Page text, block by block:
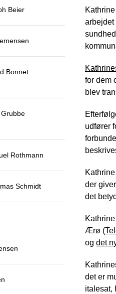
Beier
Bonnet
Rothmann
Schmidt
arbejdet
for dem
blev
udfører
der
det
Ærø (
og det
det er
italesat,